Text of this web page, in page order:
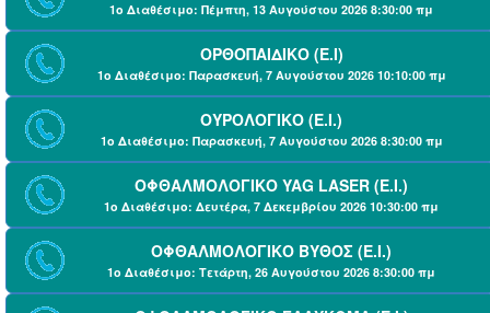
1ο Διαθέσιμο: Πέμπτη, 13 Αυγούστου 2026 8:30:00 πμ
ΟΡΘΟΠΑΙΔΙΚΟ (Ε.Ι)
1ο Διαθέσιμο: Παρασκευή, 7 Αυγούστου 2026 10:10:00 πμ
ΟΥΡΟΛΟΓΙΚΟ (Ε.Ι.)
1ο Διαθέσιμο: Παρασκευή, 7 Αυγούστου 2026 8:30:00 πμ
ΟΦΘΑΛΜΟΛΟΓΙΚΟ YAG LASER (Ε.Ι.)
1ο Διαθέσιμο: Δευτέρα, 7 Δεκεμβρίου 2026 10:30:00 πμ
ΟΦΘΑΛΜΟΛΟΓΙΚΟ ΒΥΘΟΣ (Ε.Ι.)
1ο Διαθέσιμο: Τετάρτη, 26 Αυγούστου 2026 8:30:00 πμ